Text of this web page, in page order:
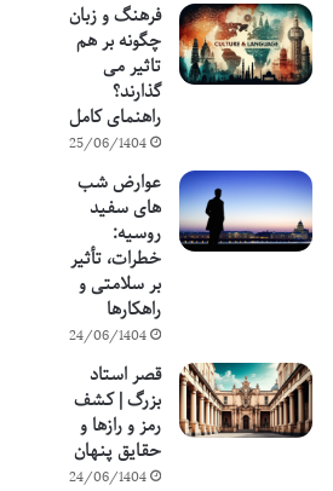
فرهنگ و زبان
چگونه بر هم
تاثیر می
گذارند؟
راهنمای کامل
25/06/1404
عوارض شب
های سفید
روسیه:
خطرات، تأثیر
بر سلامتی و
راهکارها
24/06/1404
قصر استاد
بزرگ | کشف
رمز و رازها و
حقایق پنهان
24/06/1404